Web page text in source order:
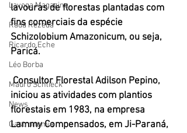
Lavoga Magazine
Rada Rezedá
Ricardo Eche
Léo Borba
Mauro Schlieck
News
Gastronomia
lavouras de florestas plantadas com
fins comerciais da espécie
Schizolobium Amazonicum, ou seja,
Paricá.
Consultor Florestal Adilson Pepino,
iniciou as atividades com plantios
florestais em 1983, na empresa
Lammy Compensados, em Ji-Paraná,